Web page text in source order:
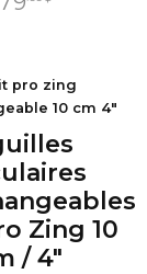
Zing 10
/ 4″